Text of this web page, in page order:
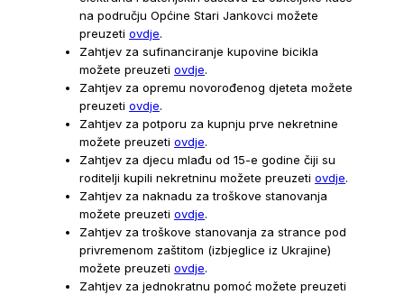
na području Općine Stari Jankovci možete
preuzeti ovdje.
Zahtjev za sufinanciranje kupovine bicikla
možete preuzeti ovdje.
Zahtjev za opremu novorođenog djeteta možete
preuzeti ovdje.
Zahtjev za potporu za kupnju prve nekretnine
možete preuzeti ovdje.
Zahtjev za djecu mlađu od 15-e godine čiji su
roditelji kupili nekretninu možete preuzeti ovdje.
Zahtjev za naknadu za troškove stanovanja
možete preuzeti ovdje.
Zahtjev za troškove stanovanja za strance pod
privremenom zaštitom (izbjeglice iz Ukrajine)
možete preuzeti ovdje.
Zahtjev za jednokratnu pomoć možete preuzeti